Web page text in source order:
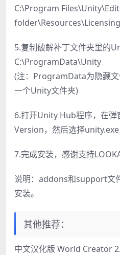
C:\Program
folder\Resources\Licensing
5.复制破解补丁文件夹里的
C:\ProgramData\Unity
(注：ProgramData为隐藏
一个Unity文件夹)
6.打开Unity Hub程序，在弹
Version，然后选择unity.exe
7.完成安装，感谢支持
说明：addons和support文
安装。
其他推荐：
中文汉化版 World Creator